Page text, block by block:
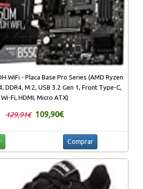
WiFi - Placa Base Pro Series (AMD Ryzen
DDR4, M.2, USB 3.2 Gen 1, Front Type-C,
Wi-Fi, HDMI, Micro ATX)
129,91€ 109,90€
Comprar